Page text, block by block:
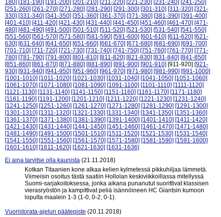
180] [181-190] [191-200] [201-210] [211-220] [221-230] [231-240] [241-250]
[251-260] [261-270] [271-280] [281-290] [291-300] [301-310] [311-320] [321-
330] [331-340] [341-350] [351-360] [361-370] [371-380] [381-390] [391-400]
[401-410] [411-420] [421-430] [431-440] [441-450] [451-460] [461-470] [471-
480] [481-490] [491-500] [501-510] [511-520] [521-530] [531-540] [541-550]
[551-560] [561-570] [571-580] [581-590] [591-600] [601-610] [611-620] [621-
630] [631-640] [641-650] [651-660] [661-670] [671-680] [681-690] [691-700]
[701-710] [711-720] [721-730] [731-740] [741-750] [751-760] [761-770] [771-
780] [781-790] [791-800] [801-810] [811-820] [821-830] [831-840] [841-850]
[851-860] [861-870] [871-880] [881-890] [891-900] [901-910] [911-920] [921-
930] [931-940] [941-950] [951-960] [961-970] [971-980] [981-990] [991-1000]
[1001-1010] [1011-1020] [1021-1030] [1031-1040] [1041-1050] [1051-1060]
[1061-1070] [1071-1080] [1081-1090] [1091-1100] [1101-1110] [1111-1120]
[1121-1130] [1131-1140] [1141-1150] [1151-1160] [1161-1170] [1171-1180]
[1181-1190] [1191-1200] [1201-1210] [1211-1220] [1221-1230] [1231-1240]
[1241-1250] [1251-1260] [1261-1270] [1271-1280] [1281-1290] [1291-1300]
[1301-1310] [1311-1320] [1321-1330] [1331-1340] [1341-1350] [1351-1360]
[1361-1370] [1371-1380] [1381-1390] [1391-1400] [1401-1410] [1411-1420]
[1421-1430] [1431-1440] [1441-1450] [1451-1460] [1461-1470] [1471-1480]
[1481-1490] [1491-1500] [1501-1510] [1511-1520] [1521-1530] [1531-1540]
[1541-1550] [1551-1560] [1561-1570] [1571-1580] [1581-1590] [1591-1600]
[1601-1610] [1611-1620] [1621-1630] [1631-1636]
Ei aina tarvitse olla kaunista (21.11.2018)
Kotkan Titaanien kone alkaa kelien kylmetessä pikkuhiljaa lämmetä.
Viimeisin osoitus tästä saatiin Hollolan keskiviikkoillassa mitellyssä
Suomi-sarjakoitoksessa, jonka aikana punanutut suorittivat klassisen
vierasryöstön ja kampittivat peliä isännöineen HC Giantsin kumoon
lopulta maalein 1-3 (1-0, 0-2, 0-1).
Vuoristorata-ajelun päätepiste (20.11.2018)